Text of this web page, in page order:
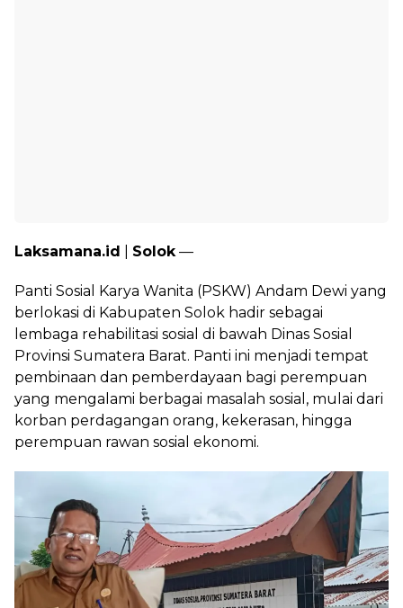
Laksamana.id Solok—
Panti Sosial Karya Wanita (PSKW) Andam Dewi yang
berlokasi di Kabupaten Solok hadir sebagai
lembaga rehabilitasi sosial di bawah Dinas Sosial
Provinsi Sumatera Barat. Panti ini menjadi tempat
pembinaan dan pemberdayaan bagi perempuan
yang mengalami berbagai masalah sosial, mulai dari
korban perdagangan orang, kekerasan, hingga
perempuan rawan sosial ekonomi.